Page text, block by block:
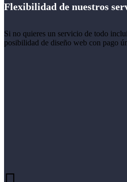
Flexibilidad de nuestros
Si no quieres un servicio de todo
posibilidad de diseño web con pago